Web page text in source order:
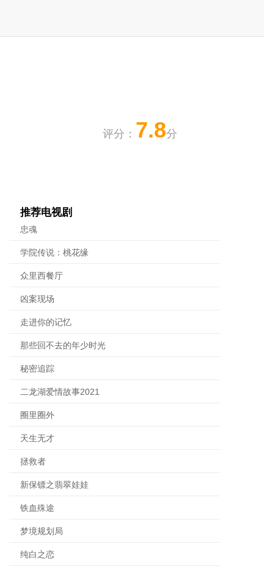
评分： 7.8分
推荐电视剧
忠魂
学院传说：桃花缘
众里西餐厅
凶案现场
走进你的记忆
那些回不去的年少时光
秘密追踪
二龙湖爱情故事2021
圈里圈外
天生无才
拯救者
新保镖之翡翠娃娃
铁血殊途
梦境规划局
纯白之恋